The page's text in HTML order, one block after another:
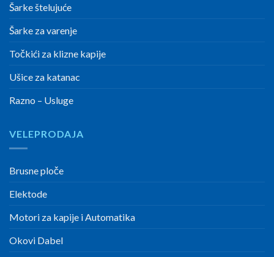
Šarke štelujuće
Šarke za varenje
Točkići za klizne kapije
Ušice za katanac
Razno – Usluge
VELEPRODAJA
Brusne ploče
Elektode
Motori za kapije i Automatika
Okovi Dabel